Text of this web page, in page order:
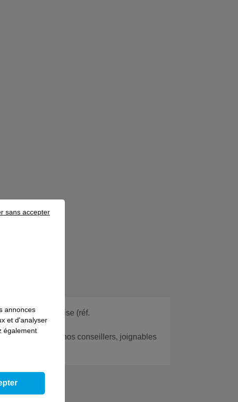
d'entreprise (réf.
avec l’un de nos conseillers, joignables
annonces
et d'analyser
également
sans accepter